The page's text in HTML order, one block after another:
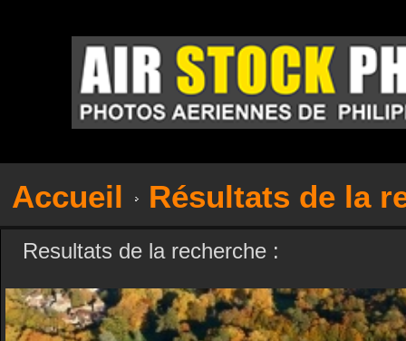
Accueil Résultats de la
Resultats de la recherche :